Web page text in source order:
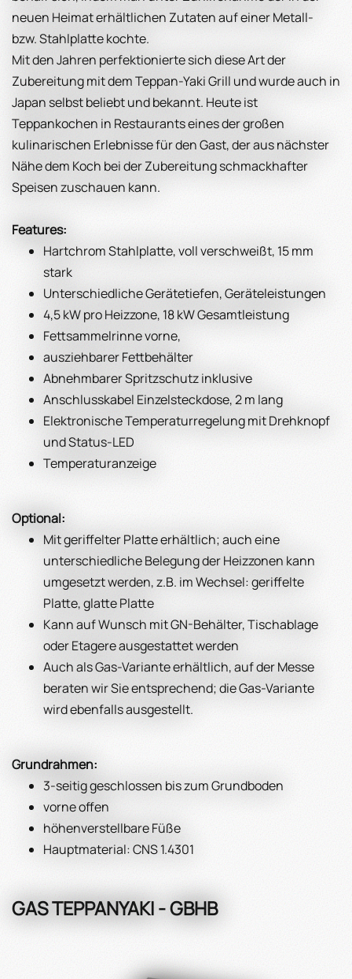
neuen Heimat erhältlichen Zutaten auf einer Metall-
bzw. Stahlplatte kochte.
Mit den Jahren perfektionierte sich diese Art der
Zubereitung mit dem Teppan-Yaki Grill und wurde auch in
Japan selbst beliebt und bekannt. Heute ist
Teppankochen in Restaurants eines der großen
kulinarischen Erlebnisse für den Gast, der aus nächster
Nähe dem Koch bei der Zubereitung schmackhafter
Speisen zuschauen kann.
Features:
Hartchrom Stahlplatte, voll verschweißt, 15 mm
stark
Unterschiedliche Gerätetiefen, Geräteleistungen
4,5 kW pro Heizzone, 18 kW Gesamtleistung
Fettsammelrinne vorne,
ausziehbarer Fettbehälter
Abnehmbarer Spritzschutz inklusive
Anschlusskabel Einzelsteckdose, 2 m lang
Elektronische Temperaturregelung mit Drehknopf
und Status-LED
Temperaturanzeige
Optional:
Mit geriffelter Platte erhältlich; auch eine
unterschiedliche Belegung der Heizzonen kann
umgesetzt werden, z.B. im Wechsel: geriffelte
Platte, glatte Platte
Kann auf Wunsch mit GN-Behälter, Tischablage
oder Etagere ausgestattet werden
Auch als Gas-Variante erhältlich, auf der Messe
beraten wir Sie entsprechend; die Gas-Variante
wird ebenfalls ausgestellt.
Grundrahmen:
3-seitig geschlossen bis zum Grundboden
vorne offen
höhenverstellbare Füße
Hauptmaterial: CNS 1.4301
GAS TEPPANYAKI - GBHB